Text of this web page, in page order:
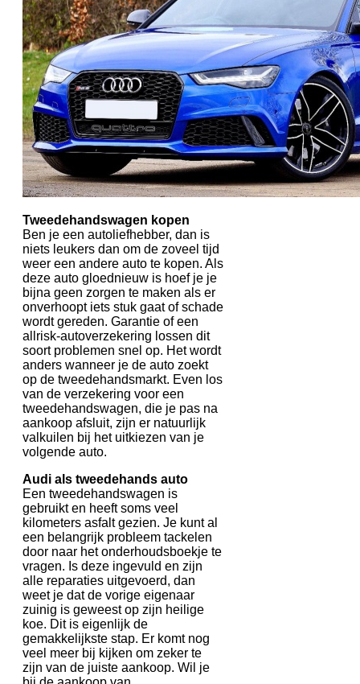
Tweedehandswagen kopen
Ben je een autoliefhebber, dan is
niets leukers dan om de zoveel tijd
weer een andere auto te kopen. Als
deze auto gloednieuw is hoef je je
bijna geen zorgen te maken als er
onverhoopt iets stuk gaat of schade
wordt gereden. Garantie of een
allrisk-autoverzekering lossen dit
soort problemen snel op. Het wordt
anders wanneer je de auto zoekt
op de tweedehandsmarkt. Even los
van de verzekering voor een
tweedehandswagen, die je pas na
aankoop afsluit, zijn er natuurlijk
valkuilen bij het uitkiezen van je
volgende auto.
Audi als tweedehands auto
Een tweedehandswagen is
gebruikt en heeft soms veel
kilometers asfalt gezien. Je kunt al
een belangrijk probleem tackelen
door naar het onderhoudsboekje te
vragen. Is deze ingevuld en zijn
alle reparaties uitgevoerd, dan
weet je dat de vorige eigenaar
zuinig is geweest op zijn heilige
koe. Dit is eigenlijk de
gemakkelijkste stap. Er komt nog
veel meer bij kijken om zeker te
zijn van de juiste aankoop. Wil je